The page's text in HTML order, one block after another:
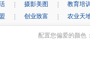
摄影美图 教育培训
创业致富 农业天
配置您偏爱的颜色：